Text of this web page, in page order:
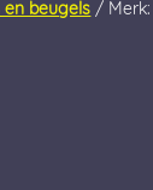
en beugels Merk: